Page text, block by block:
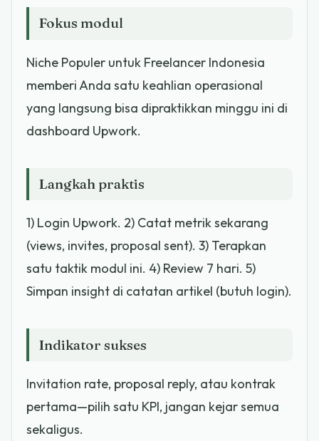
Fokus modul
Niche Populer untuk Freelancer Indonesia
memberi Anda satu keahlian operasional
yang langsung bisa dipraktikkan minggu ini di
dashboard Upwork.
Langkah praktis
1) Login Upwork. 2) Catat metrik sekarang
(views, invites, proposal sent). 3) Terapkan
satu taktik modul ini. 4) Review 7 hari. 5)
Simpan insight di catatan artikel (butuh login).
Indikator sukses
Invitation rate, proposal reply, atau kontrak
pertama—pilih satu KPI, jangan kejar semua
sekaligus.